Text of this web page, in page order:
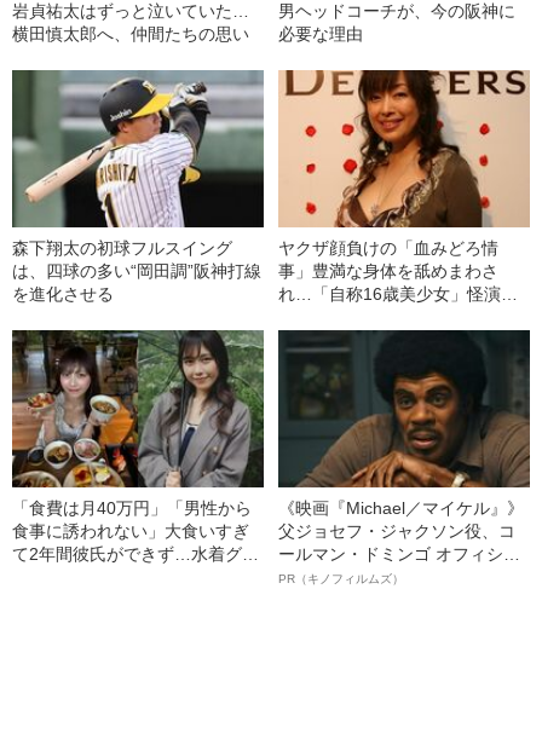
岩貞祐太はずっと泣いていた…
横田慎太郎へ、仲間たちの思い
男ヘッドコーチが、今の阪神に
必要な理由
森下翔太の初球フルスイング
は、四球の多い“岡田調”阪神打線
を進化させる
ヤクザ顔負けの「血みどろ情
事」豊満な身体を舐めまわさ
れ…「自称16歳美少女」怪演
ぎる“熟れ方”
「食費は月40万円」「男性から
食事に誘われない」大食いすぎ
て2年間彼氏ができず…水着グラ
《映画『Michael／マイケル』》
父ジョセフ・ジャクソン役、コ
ールマン・ドミンゴ オフィシャ
ルインタビュー“観客を魅了した
PR（キノフィルムズ）